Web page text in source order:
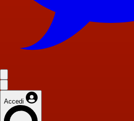
Accedi